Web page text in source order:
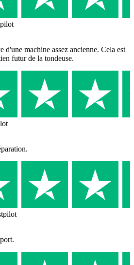
d'une machine assez ancienne. Cela est
futur de la tondeuse.